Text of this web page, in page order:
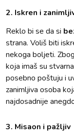
2. Iskren i
Reklo bi se da si
strana. Voliš biti
nekoga boljeti.
koja imaš su
posebno poštuju i
zanimljiva osoba
najdosadnije
3. Misaon i pažljiv